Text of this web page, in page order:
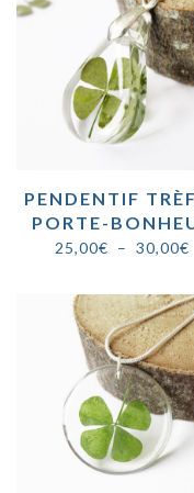
PENDENTIF
PORTE-
25,00€ – 30,00€